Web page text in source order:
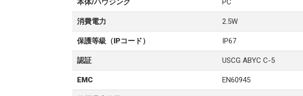
本体/ハウジング PC
消費電力 2.5W
保護等級（IPコード） IP67
認証 USCG ABYC C-5
EMC EN60945